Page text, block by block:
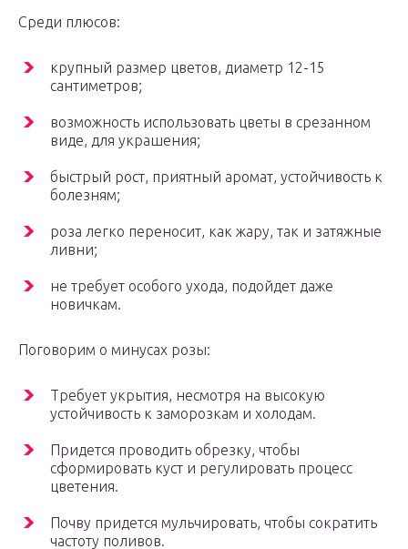
Среди плюсов:
крупный размер цветов, диаметр 12-15
сантиметров;
возможность использовать цветы в срезанном
виде, для украшения;
быстрый рост, приятный аромат, устойчивость к
болезням;
роза легко переносит, как жару, так и затяжные
ливни;
не требует особого ухода, подойдет даже
новичкам.
Поговорим о минусах розы:
Требует укрытия, несмотря на высокую
устойчивость к заморозкам и холодам.
Придется проводить обрезку, чтобы
сформировать куст и регулировать процесс
цветения.
Почву придется мульчировать, чтобы сократить
частоту поливов.